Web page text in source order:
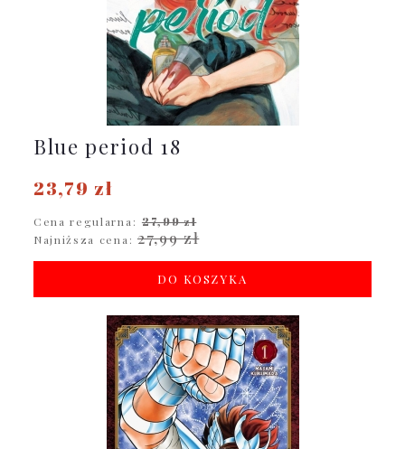
Blue period 18
23,79 zł
Cena regularna: 27,99 zł
Najniższa cena: 27,99 zł
DO KOSZYKA